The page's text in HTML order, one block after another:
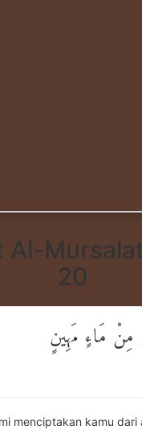
Al-
20
مِنْ مَاءٍ مَهِينٍ
menciptakan kamu dari